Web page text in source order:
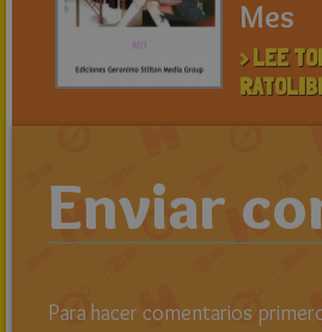
Mes
> LEE
Enviar
Para hacer comentarios